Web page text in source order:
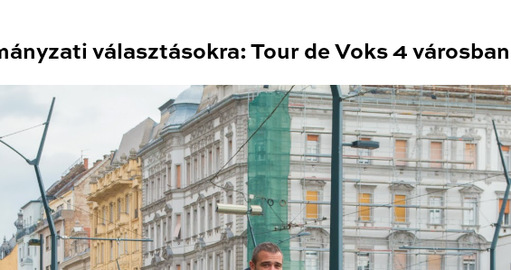
választásokra: Tour de Voks 4 városban